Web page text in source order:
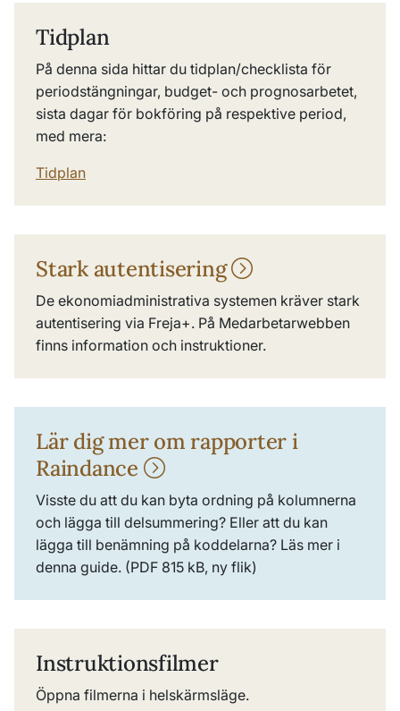
Tidplan
På denna sida hittar du tidplan/checklista för
periodstängningar, budget- och prognosarbetet,
sista dagar för bokföring på respektive period,
med mera:
Tidplan
Stark autentisering
De ekonomiadministrativa systemen kräver stark
autentisering via Freja+. På Medarbetarwebben
finns information och instruktioner.
Lär dig mer om rapporter i
Raindance
Visste du att du kan byta ordning på kolumnerna
och lägga till delsummering? Eller att du kan
lägga till benämning på koddelarna? Läs mer i
denna guide. (PDF 815 kB, ny flik)
Instruktionsfilmer
Öppna filmerna i helskärmsläge.